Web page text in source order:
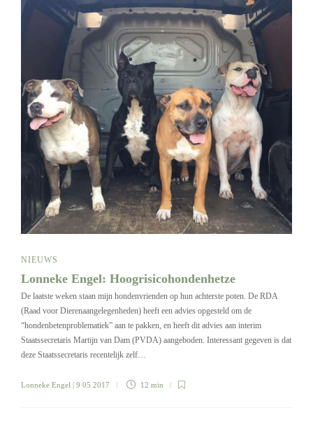
NIEUWS
Lonneke Engel: Hoogrisicohondenhetze
De laatste weken staan mijn hondenvrienden op hun achterste poten. De RDA
(Raad voor Dierenaangelegenheden) heeft een advies opgesteld om de
“hondenbetenproblematiek” aan te pakken, en heeft dit advies aan interim
Staatssecretaris Martijn van Dam (PVDA) aangeboden. Interessant gegeven is dat
deze Staatssecretaris recentelijk zelf…
Lonneke Engel | 9 05 2017 12 min